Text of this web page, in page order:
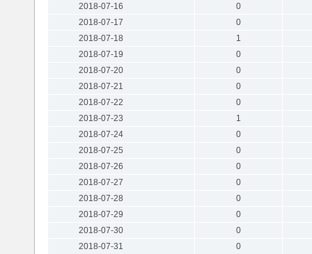
2018-07-16
0
2018-07-17
0
2018-07-18
1
2018-07-19
0
2018-07-20
0
2018-07-21
0
2018-07-22
0
2018-07-23
1
2018-07-24
0
2018-07-25
0
2018-07-26
0
2018-07-27
0
2018-07-28
0
2018-07-29
0
2018-07-30
0
2018-07-31
0